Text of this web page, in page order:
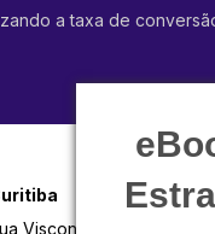
a taxa de
Visconde do Rio